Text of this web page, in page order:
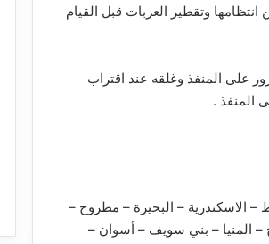
انتظامها وتقطير العربات قبل القيام
على المنفذ وغلقه عند اقتراب
المنفذ .
– الاسكندرية – البحيرة – مطروح –
المنيا – بني سويف – أسوان –